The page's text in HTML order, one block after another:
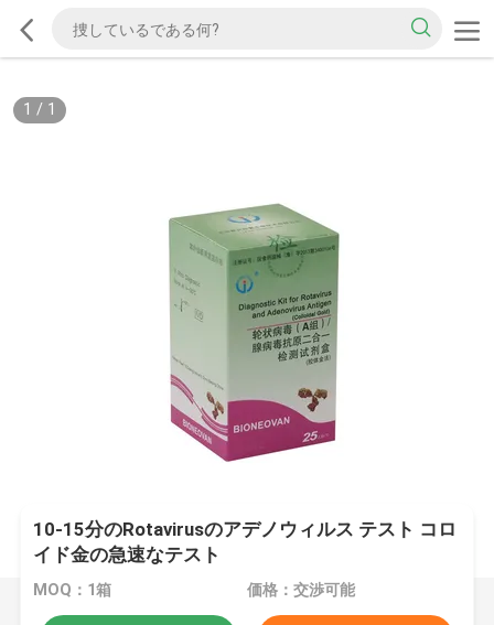
1 / 1
10-15分のRotavirusのアデノウィルス テスト コロ
イド金の急速なテスト
MOQ：1箱 価格：交渉可能